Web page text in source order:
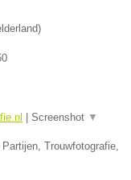
)
Screenshot ▼
Trouwfotografie,